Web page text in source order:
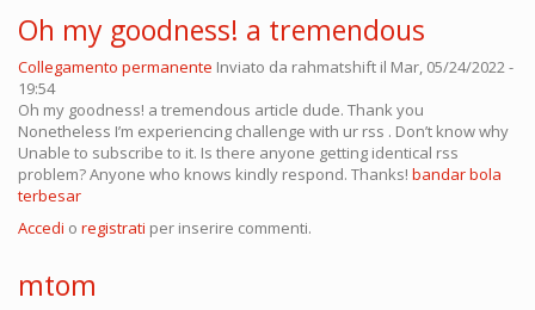
Oh my goodness! a tremendous
Collegamento permanente Inviato da rahmatshift il Mar, 05/24/2022 -
19:54
Oh my goodness! a tremendous article dude. Thank you
Nonetheless I’m experiencing challenge with ur rss . Don’t know why
Unable to subscribe to it. Is there anyone getting identical rss
problem? Anyone who knows kindly respond. Thanks! bandar bola
terbesar
Accedi o registrati per inserire commenti.
mtom